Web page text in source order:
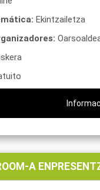
Ekintzailetza
A